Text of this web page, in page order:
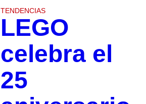
TENDENCIAS
LEGO
celebra el
25